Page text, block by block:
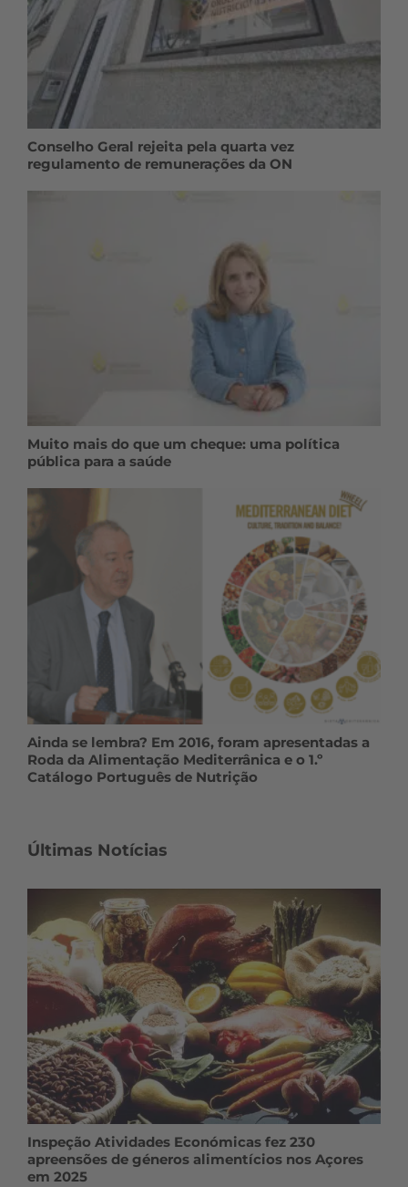
Conselho Geral rejeita pela quarta vez
regulamento de remunerações da ON
Muito mais do que um cheque: uma política
pública para a saúde
Ainda se lembra? Em 2016, foram apresentadas a
Roda da Alimentação Mediterrânica e o 1.º
Catálogo Português de Nutrição
Últimas Notícias
Inspeção Atividades Económicas fez 230
apreensões de géneros alimentícios nos Açores
em 2025